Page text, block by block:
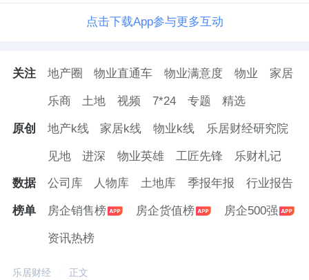
点击下载App参与更多互动
关注 地产圈 物业直通车 物业满意度 物业 家居
乐商 土地 视频 7*24 专题 精选
原创 地产k线 家居k线 物业k线 乐居财经研究院
见地 进深 物业英雄 工匠先锋 乐财札记
数据 公司库 人物库 土地库 季报年报 行业报告
榜单 房企销售榜 房企货值榜 房企500强
资讯热榜
乐居财经 正文